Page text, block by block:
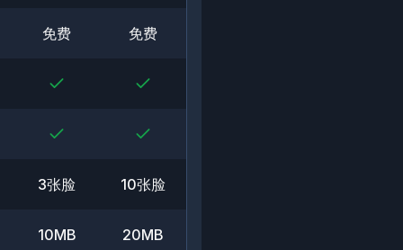
免费 免费
3张脸 10张脸
10MB 20MB